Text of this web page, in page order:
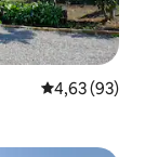
4,63 av 5 i
4,63 (93)